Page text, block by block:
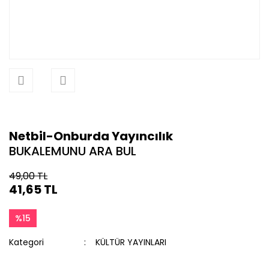
Netbil-Onburda Yayıncılık
BUKALEMUNU ARA BUL
49,00 TL
41,65 TL
%15
Kategori KÜLTÜR YAYINLARI